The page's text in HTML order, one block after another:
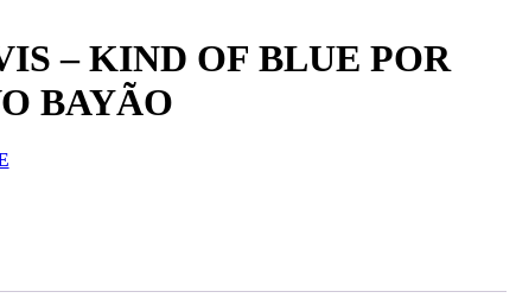
– KIND OF BLUE POR
BAYÃO